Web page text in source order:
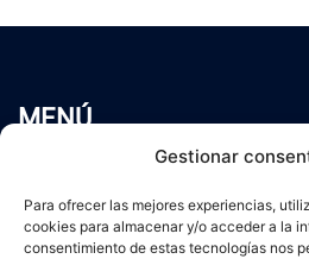
Gestionar
Para ofrecer las mejores experiencias,
cookies para almacenar y/o acceder a la
consentimiento de estas tecnologías nos
MENÚ
Servicios
Blog